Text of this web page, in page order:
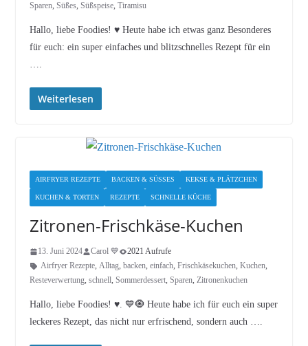
Sparen, Süßes, Süßspeise, Tiramisu
Hallo, liebe Foodies! ♥︎ Heute habe ich etwas ganz Besonderes
für euch: ein super einfaches und blitzschnelles Rezept für ein
….
Weiterlesen
AIRFRYER REZEPTE BACKEN & SÜSSES KEKSE & PLÄTZCHEN
KUCHEN & TORTEN REZEPTE SCHNELLE KÜCHE
Zitronen-Frischkäse-Kuchen
13. Juni 2024 Carol 💙
2021 Aufrufe
Airfryer Rezepte, Alltag, backen, einfach, Frischkäsekuchen, Kuchen,
Resteverwertung, schnell, Sommerdessert, Sparen, Zitronenkuchen
Hallo, liebe Foodies! ♥︎. 💙🧿 Heute habe ich für euch ein super
leckeres Rezept, das nicht nur erfrischend, sondern auch ….